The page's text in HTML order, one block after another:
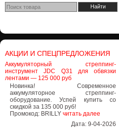
АКЦИИ И СПЕЦПРЕДЛОЖЕНИЯ
Аккумуляторный стреппинг-
инструмент JDC Q31 для обвязки
лентами — 125 000 руб
Новинка! Современное
аккумуляторное стреппинг-
оборудование. Успей купить со
скидкой за 135 000 руб!
Промокод: BRILLY читать далее
Дата: 9-04-2026